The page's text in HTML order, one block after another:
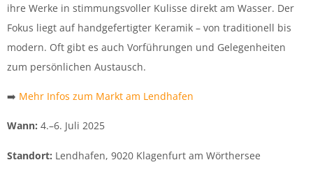
ihre Werke in stimmungsvoller Kulisse direkt am Wasser. Der
Fokus liegt auf handgefertigter Keramik – von traditionell bis
modern. Oft gibt es auch Vorführungen und Gelegenheiten
zum persönlichen Austausch.
➡️ Mehr Infos zum Markt am Lendhafen
Wann: 4.–6. Juli 2025
Standort: Lendhafen, 9020 Klagenfurt am Wörthersee